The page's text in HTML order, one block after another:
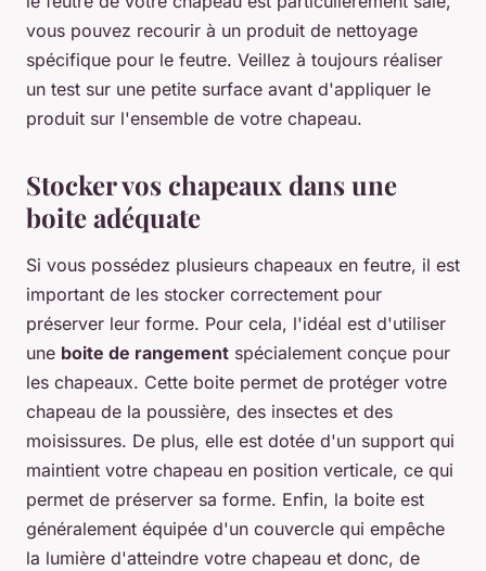
vous pouvez recourir à un produit de nettoyage
spécifique pour le feutre. Veillez à toujours réaliser
un test sur une petite surface avant d'appliquer le
produit sur l'ensemble de votre chapeau.
Stocker vos chapeaux dans une
boite adéquate
Si vous possédez plusieurs chapeaux en feutre, il est
important de les stocker correctement pour
préserver leur forme. Pour cela, l'idéal est d'utiliser
une boite de rangement spécialement conçue pour
les chapeaux. Cette boite permet de protéger votre
chapeau de la poussière, des insectes et des
moisissures. De plus, elle est dotée d'un support qui
maintient votre chapeau en position verticale, ce qui
permet de préserver sa forme. Enfin, la boite est
généralement équipée d'un couvercle qui empêche
la lumière d'atteindre votre chapeau et donc, de